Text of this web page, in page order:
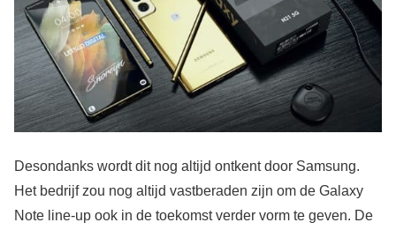
Desondanks wordt dit nog altijd ontkent door Samsung.
Het bedrijf zou nog altijd vastberaden zijn om de Galaxy
Note line-up ook in de toekomst verder vorm te geven. De